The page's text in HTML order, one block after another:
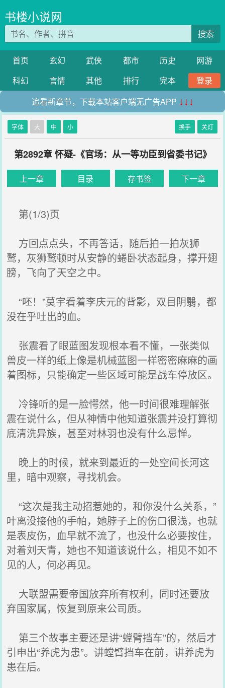
书楼小说网
搜索
首页 玄幻 武侠 都市 历史
网游
科幻
言情 其他 排行 完本
登录
追看新章节，下载本站客户端无广告APP ↓↓↓
字体 大 中 小 换手 关灯
第2892章 怀疑-《官场：从一等功臣到省委书记》
上一章 目录 存书签 下一章
第(1/3)页
方回点点头，不再答话，随后拍一拍灰狮
鹫，灰狮鹫顿时从安静的蜷卧状态起身，撑开翅
膀，飞向了天空之中。
“呸！”莫宇看着李庆元的背影，双目阴翳，都
没在乎吐出的血。
张震看了眼蓝图发现根本看不懂，一张类似
兽皮一样的纸上像是机械蓝图一样密密麻麻的画
着图标，只能确定一些区域可能是战车停放区。
冷锋听的是一脸愕然，他一时间很难理解张
震在说什么，但从神情中他知道张震并没打算彻
底清洗异族，甚至对林羽也没有什么忌惮。
晚上的时候，就来到最近的一处空间长河这
里，暗中观察，寻找机会。
“这次是我主动招惹她的，和你没什么关系，”
叶离没接他的手帕，她脖子上的伤口很浅，也就
是表皮伤，血早就不流了，也没什么必要按住，
对着刘天青，她也不知道该说什么，相见不如不
见的人，何必再见。
大联盟需要帝国放弃所有权利，同时还要放
弃国家属，恢复到原来公司质。
第三个故事主要还是讲“螳臂挡车”的，然后才
引申出“养虎为患”。讲螳臂挡车在前，讲养虎为
患在后。